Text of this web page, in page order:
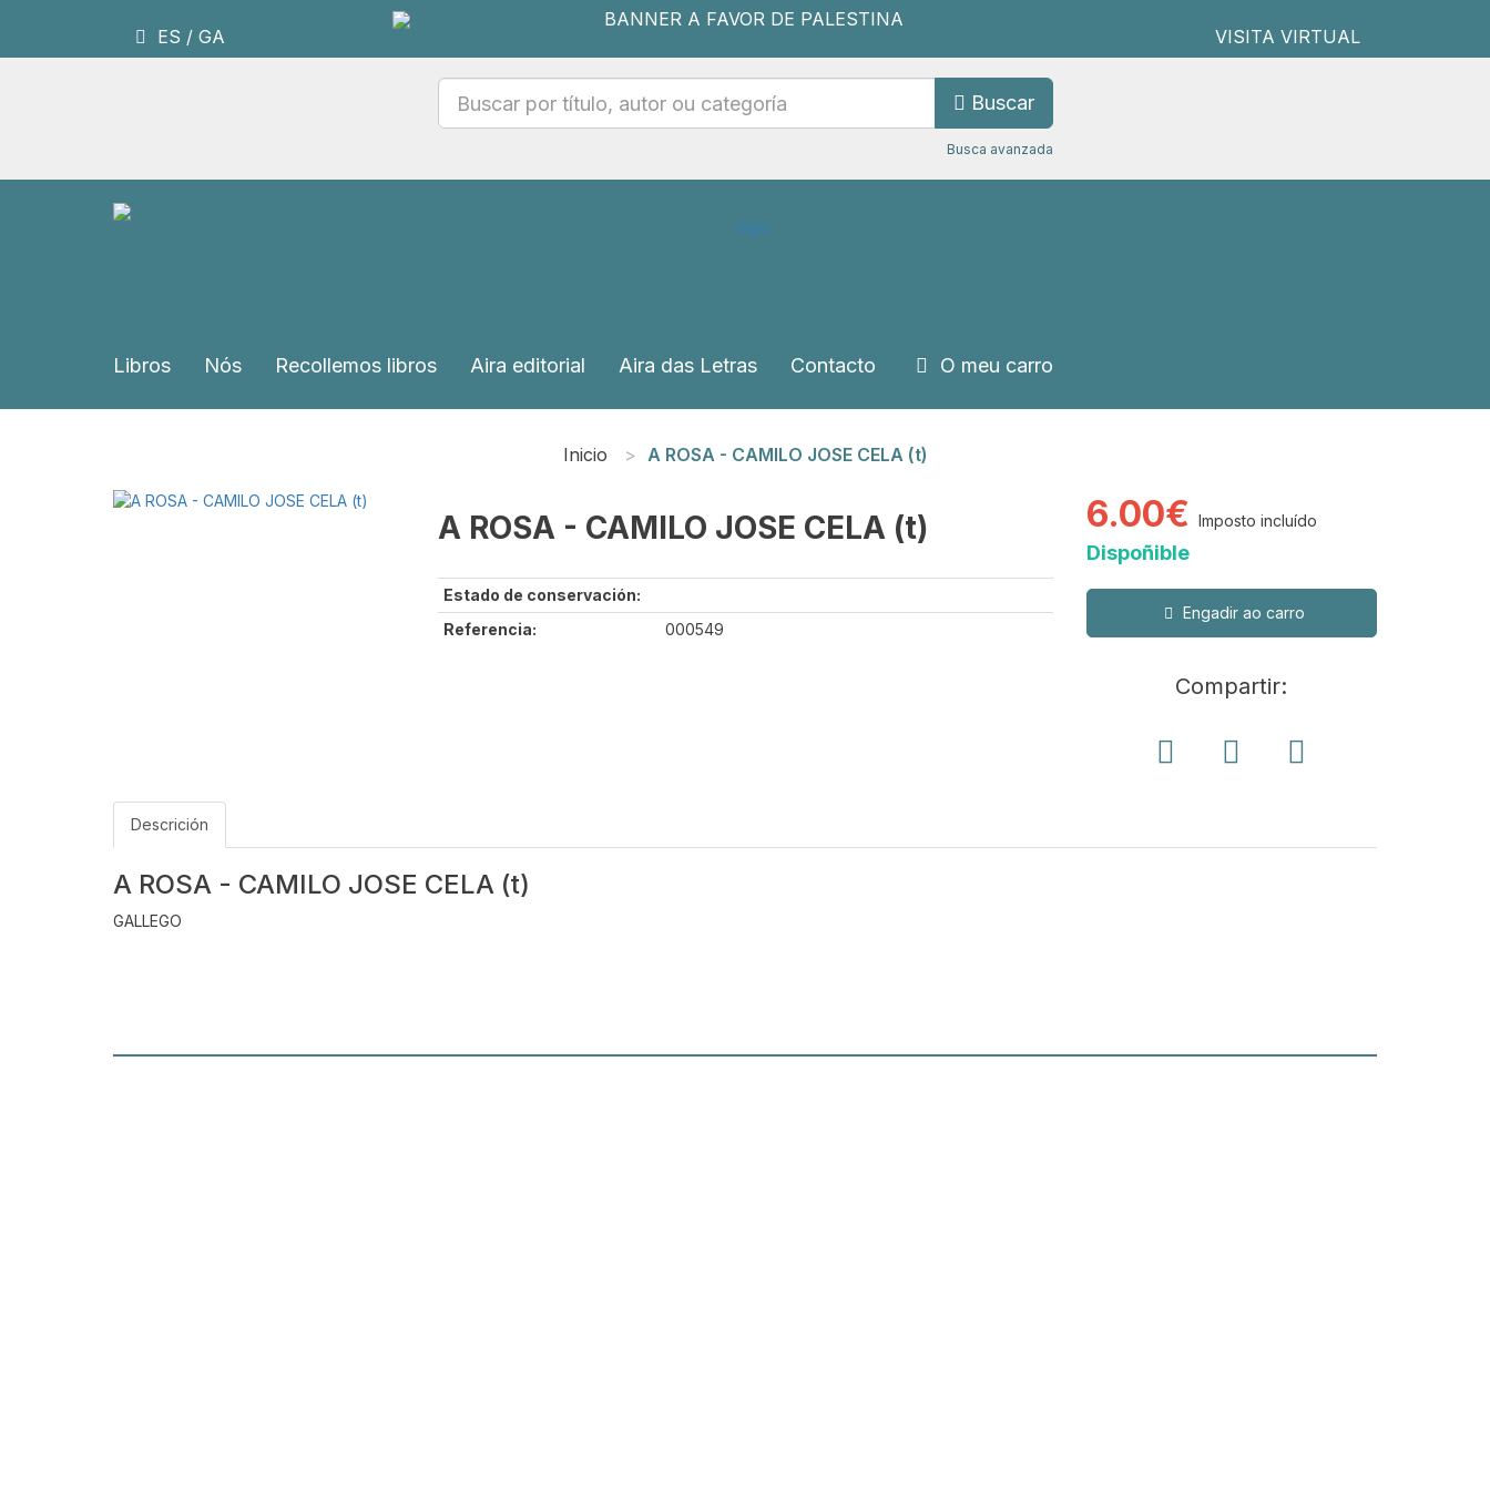
ES / GA VISITA VIRTUAL
Buscar
Busca avanzada
Libros Nós Recollemos libros Aira editorial Aira das Letras Contacto O meu carro
Inicio A ROSA - CAMILO JOSE CELA (t)
A ROSA - CAMILO JOSE CELA (t)
Estado de conservación:
Referencia:
000549
6.00€ Imposto incluído
Dispoñible
Engadir ao carro
Compartir:
Descrición
A ROSA - CAMILO JOSE CELA (t)
GALLEGO